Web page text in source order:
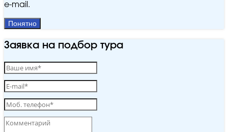
e‑mail.
Понятно
Заявка на подбор тура